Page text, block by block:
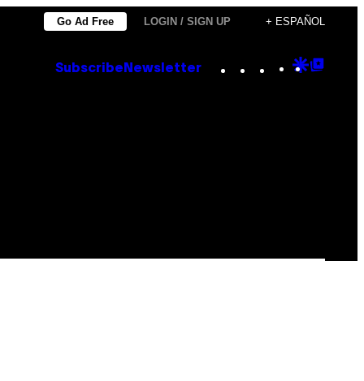
Go Ad Free LOGIN / SIGN UP + ESPAÑOL
Subscribe Newsletter Instagram
TikTok
YouTube
Google